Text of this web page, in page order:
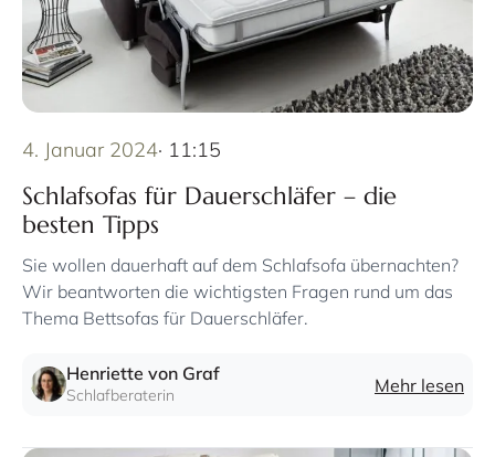
4. Januar 2024· 11:15
Schlafsofas für Dauerschläfer – die
besten Tipps
Sie wollen dauerhaft auf dem Schlafsofa übernachten?
Wir beantworten die wichtigsten Fragen rund um das
Thema Bettsofas für Dauerschläfer.
Henriette von Graf
Schlafberaterin Mehr lesen